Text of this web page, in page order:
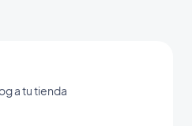
a tu tienda